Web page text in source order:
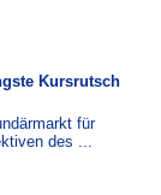
Kursrutsch
für
des ...